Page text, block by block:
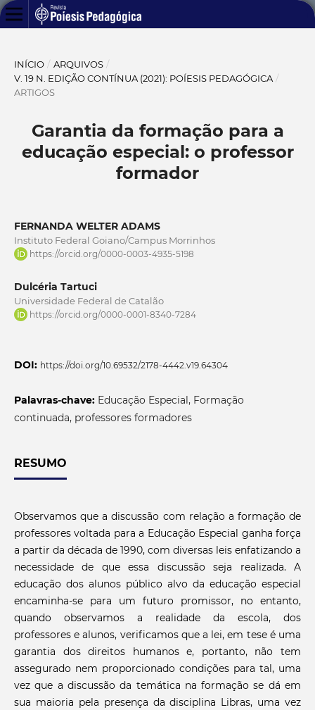
INÍCIO / ARQUIVOS /
V. 19 N. EDIÇÃO CONTÍNUA (2021): POÍESIS PEDAGÓGICA /
ARTIGOS
Garantia da formação para a
educação especial: o professor
formador
FERNANDA WELTER ADAMS
Instituto Federal Goiano/Campus Morrinhos
https://orcid.org/0000-0003-4935-5198
Dulcéria Tartuci
Universidade Federal de Catalão
https://orcid.org/0000-0001-8340-7284
DOI: https://doi.org/10.69532/2178-4442.v19.64304
Palavras-chave: Educação Especial, Formação
continuada, professores formadores
RESUMO
Observamos que a discussão com relação a formação de
professores voltada para a Educação Especial ganha força
a partir da década de 1990, com diversas leis enfatizando a
necessidade de que essa discussão seja realizada. A
educação dos alunos público alvo da educação especial
encaminha-se para um futuro promissor, no entanto,
quando observamos a realidade da escola, dos
professores e alunos, verificamos que a lei, em tese é uma
garantia dos direitos humanos e, portanto, não tem
assegurado nem proporcionado condições para tal, uma
vez que a discussão da temática na formação se dá em
sua maioria pela presença da disciplina Libras, uma vez